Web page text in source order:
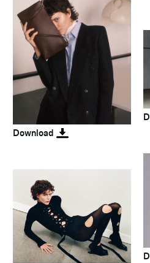
Download